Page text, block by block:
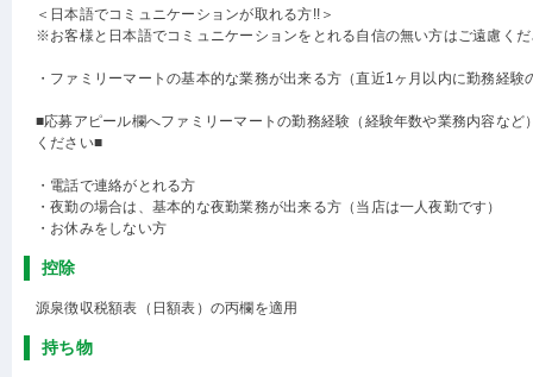
＜日本語でコミュニケーションが取れる方!!＞
※お客様と日本語でコミュニケーションをとれる自信の無い方はご遠慮く
・ファミリーマートの基本的な業務が出来る方（直近1ヶ月以内に勤務経験
■応募アピール欄へファミリーマートの勤務経験（経験年数や業務内容など
ください■
・電話で連絡がとれる方
・夜勤の場合は、基本的な夜勤業務が出来る方（当店は一人夜勤です）
・お休みをしない方
控除
源泉徴収税額表（日額表）の丙欄を適用
持ち物